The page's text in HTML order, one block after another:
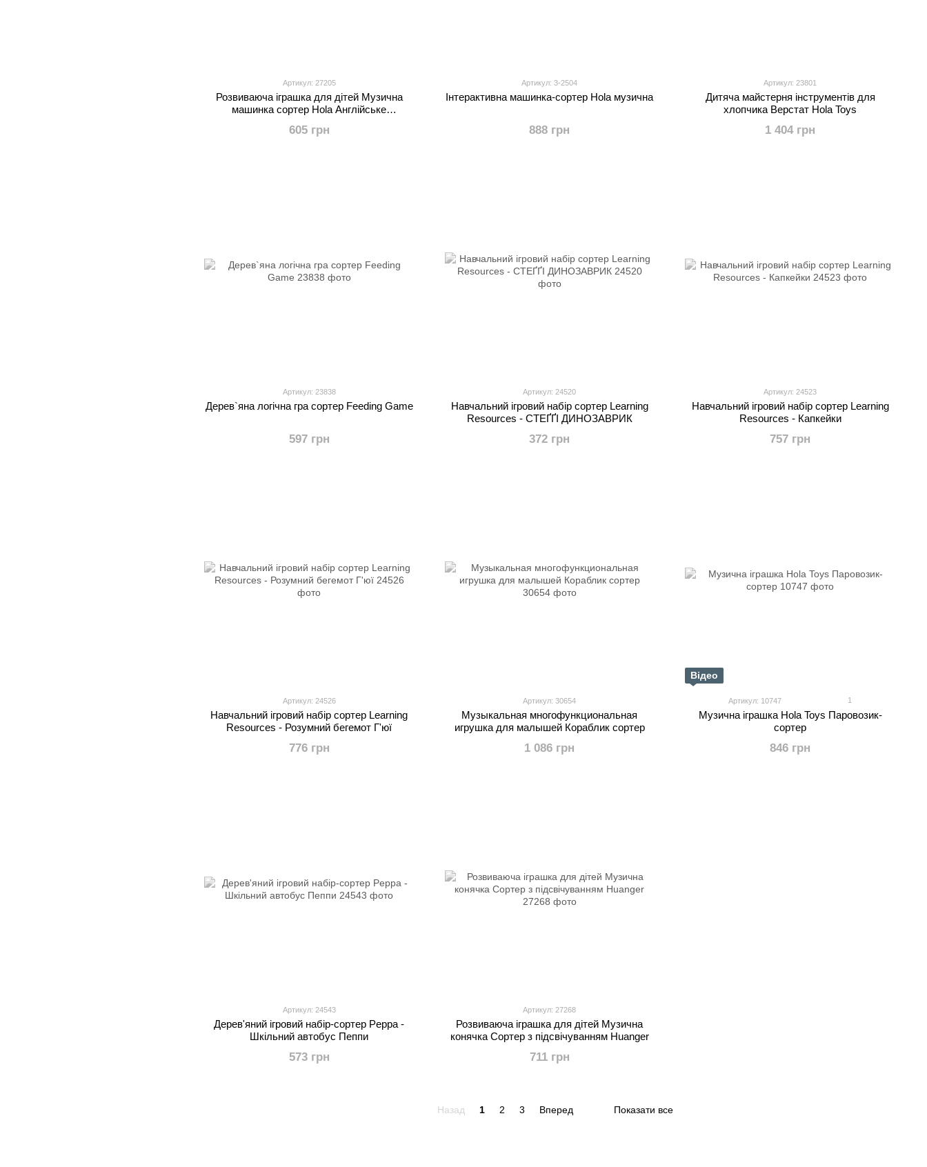
Артикул: 27205
Розвиваюча іграшка для дітей Музична
машинка сортер Hola Англійське
605 грн
Артикул: 3-2504
Інтерактивна машинка-сортер Hola музична
888 грн
Артикул: 23801
Дитяча майстерня інструментів для
хлопчика Верстат Hola Toys
1 404 грн
Артикул: 23838
Дерев`яна логічна гра сортер Feeding Game
597 грн
Артикул: 24520
Навчальний ігровий набір сортер Learning
Resources - СТЕҐҐІ ДИНОЗАВРИК
372 грн
Артикул: 24523
Навчальний ігровий набір сортер Learning
Resources - Капкейки
757 грн
Артикул: 24526
Навчальний ігровий набір сортер Learning
Resources - Розумний бегемот Г'юї
776 грн
Артикул: 30654
Музыкальная многофункциональная
игрушка для малышей Кораблик сортер
1 086 грн
Відео
Артикул: 10747 1
Музична іграшка Hola Toys Паровозик-
сортер
846 грн
Артикул: 24543
Дерев'яний ігровий набір-сортер Peppa -
Шкільний автобус Пеппи
573 грн
Артикул: 27268
Розвиваюча іграшка для дітей Музична
конячка Сортер з підсвічуванням Huanger
711 грн
Назад 1 2 3 Вперед Показати все